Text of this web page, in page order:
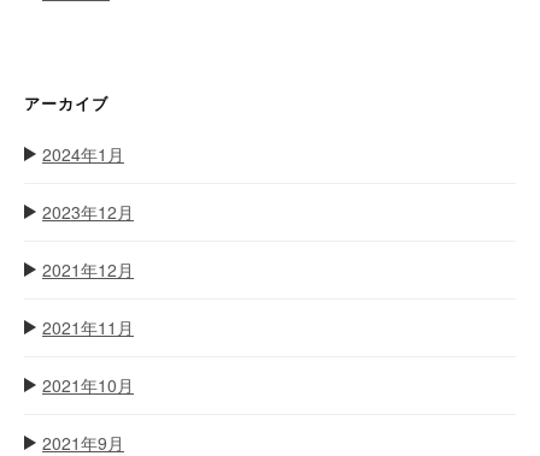
アーカイブ
2024年1月
2023年12月
2021年12月
2021年11月
2021年10月
2021年9月